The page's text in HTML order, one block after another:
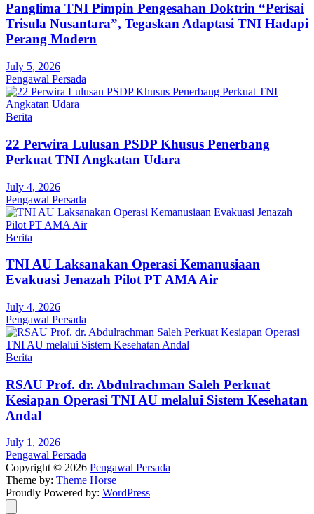
Panglima TNI Pimpin Pengesahan Doktrin “Perisai
Trisula Nusantara”, Tegaskan Adaptasi TNI Hadapi
Perang Modern
July 5, 2026
Pengawal Persada
Berita
22 Perwira Lulusan PSDP Khusus Penerbang
Perkuat TNI Angkatan Udara
July 4, 2026
Pengawal Persada
Berita
TNI AU Laksanakan Operasi Kemanusiaan
Evakuasi Jenazah Pilot PT AMA Air
July 4, 2026
Pengawal Persada
Berita
RSAU Prof. dr. Abdulrachman Saleh Perkuat
Kesiapan Operasi TNI AU melalui Sistem Kesehatan
Andal
July 1, 2026
Pengawal Persada
Copyright © 2026 Pengawal Persada
Theme by: Theme Horse
Proudly Powered by: WordPress